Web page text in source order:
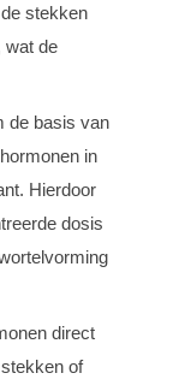
stekken
wat de
de basis van
in
Hierdoor
dosis
direct
of